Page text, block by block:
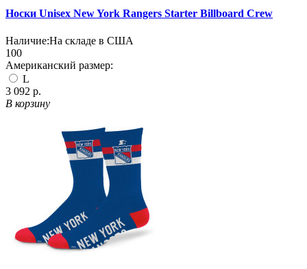
Носки Unisex New York Rangers Starter Billboard Crew
Наличие:На складе в США
100
Американский размер:
L
3 092 р.
В корзину